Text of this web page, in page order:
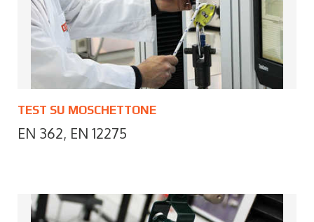
TEST SU MOSCHETTONE
EN 362, EN 12275